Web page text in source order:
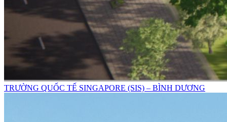
TRƯỜNG QUỐC TẾ SINGAPORE (SIS) – BÌNH DƯƠNG